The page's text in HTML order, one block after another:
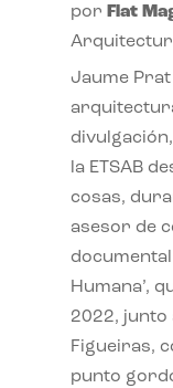
por Flat
Jaume
la ETSAB
cosas,
asesor de
Humana’,
2022, junto
Figueiras,
punto